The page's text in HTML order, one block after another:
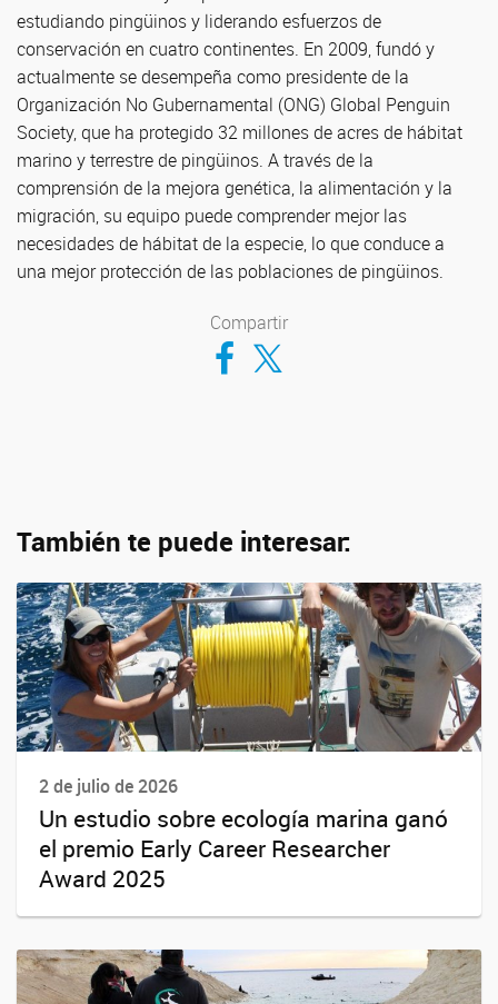
estudiando pingüinos y liderando esfuerzos de
conservación en cuatro continentes. En 2009, fundó y
actualmente se desempeña como presidente de la
Organización No Gubernamental (ONG) Global Penguin
Society, que ha protegido 32 millones de acres de hábitat
marino y terrestre de pingüinos. A través de la
comprensión de la mejora genética, la alimentación y la
migración, su equipo puede comprender mejor las
necesidades de hábitat de la especie, lo que conduce a
una mejor protección de las poblaciones de pingüinos.
Compartir
Compartir en Facebook
Compartir en Twitter
También te puede interesar:
2 de julio de 2026
Un estudio sobre ecología marina ganó
el premio Early Career Researcher
Award 2025